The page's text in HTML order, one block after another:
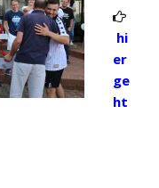

hi
er
ge
ht